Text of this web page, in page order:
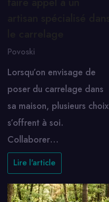
Povoski
Lorsqu’on envisage de
poser du carrelage dans
sa maison, plusieurs choix
s’offrent à soi.
Collaborer…
Lire l'article